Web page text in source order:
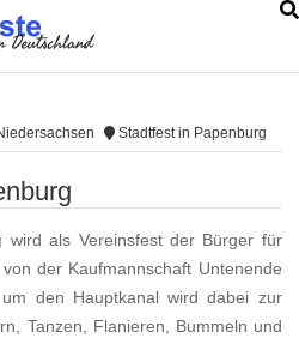
Stadtfest in Papenburg
wird als Vereinsfest der Bürger für
der Kaufmannschaft Untenende
den Hauptkanal wird dabei zur
Tanzen, Flanieren, Bummeln und